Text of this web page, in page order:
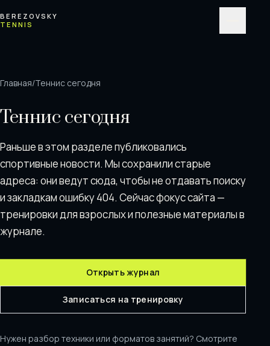
BEREZOVSKY
TENNIS
Главная/Теннис сегодня
Теннис сегодня
Раньше в этом разделе публиковались
спортивные новости. Мы сохранили старые
адреса: они ведут сюда, чтобы не отдавать поискy
и закладкам ошибку 404. Сейчас фокус сайта —
тренировки для взрослых и полезные материалы в
журнале.
Открыть журнал
Записаться на тренировку
Нужен разбор техники или форматов занятий? Смотрите